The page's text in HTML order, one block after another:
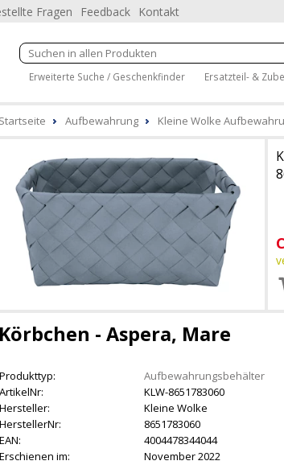
Fragen Feedback Kontakt
Erweiterte Suche / Geschenkfinder Ersatzteil- &
Aufbewahrung Kleine Wolke
- Aspera, Mare
Produkttyp:
Aufbewahrungsbehälter
ArtikelNr:
KLW-8651783060
Hersteller:
Kleine Wolke
HerstellerNr:
8651783060
EAN:
4004478344044
Erschienen im:
November 2022